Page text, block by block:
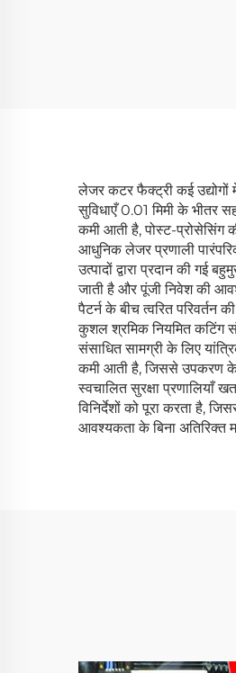
लेजर कटर फैक्ट्री कई उद्योगों
सुविधाएँ 0.01 मिमी के भीतर
कमी आती है, पोस्ट-प्रोसेसिंग
आधुनिक लेजर प्रणाली
उत्पादों द्वारा प्रदान की
जाती है और पूंजी निवेश की
पैटर्न के बीच त्वरित
कुशल श्रमिक नियमित कटिंग
संसाधित सामग्री के लिए
कमी आती है, जिससे उपकरण के
स्वचालित सुरक्षा प्रणालियाँ
विनिर्देशों को पूरा करता है,
आवश्यकता के बिना अतिरिक्त